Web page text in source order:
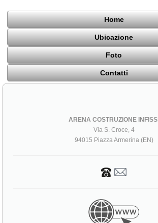
Home
Ubicazione
Foto
Contatti
ARENA COSTRUZIONE INFISSI
Via S. Croce, 4
94015 Piazza Armerina (EN)